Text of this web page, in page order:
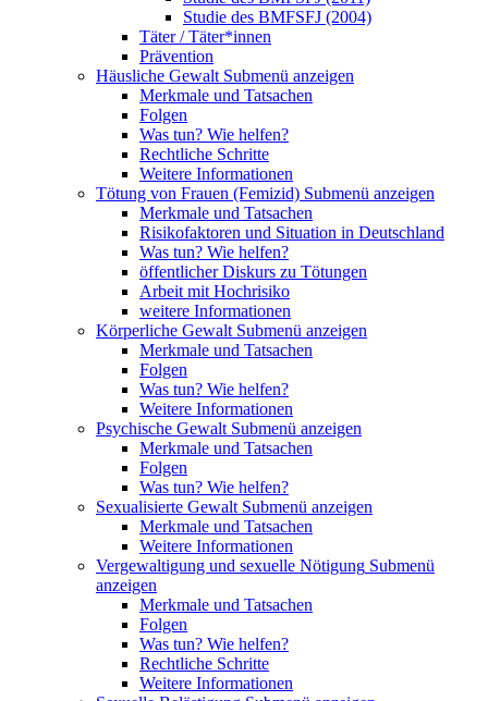
Studie des BMFSFJ (2004)
Täter / Täter*innen
Prävention
Häusliche Gewalt Submenü anzeigen
Merkmale und Tatsachen
Folgen
Was tun? Wie helfen?
Rechtliche Schritte
Weitere Informationen
Tötung von Frauen (Femizid) Submenü anzeigen
Merkmale und Tatsachen
Risikofaktoren und Situation in Deutschland
Was tun? Wie helfen?
öffentlicher Diskurs zu Tötungen
Arbeit mit Hochrisiko
weitere Informationen
Körperliche Gewalt Submenü anzeigen
Merkmale und Tatsachen
Folgen
Was tun? Wie helfen?
Weitere Informationen
Psychische Gewalt Submenü anzeigen
Merkmale und Tatsachen
Folgen
Was tun? Wie helfen?
Sexualisierte Gewalt Submenü anzeigen
Merkmale und Tatsachen
Weitere Informationen
Vergewaltigung und sexuelle Nötigung Submenü
anzeigen
Merkmale und Tatsachen
Folgen
Was tun? Wie helfen?
Rechtliche Schritte
Weitere Informationen